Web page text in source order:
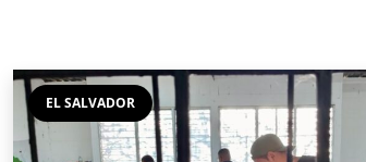
EL SALVADOR